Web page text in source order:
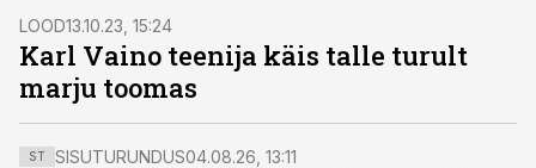
LOOD13.10.23, 15:24
Karl Vaino teenija käis talle turult
marju toomas
ST SISUTURUNDUS04.08.26, 13:11